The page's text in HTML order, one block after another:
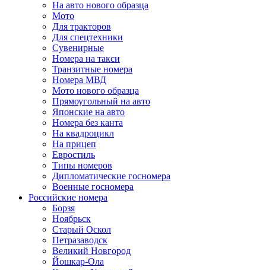
На авто нового образца
Мото
Для тракторов
Для спецтехники
Сувенирные
Номера на такси
Транзитные номера
Номера МВД
Мото нового образца
Прямоугольный на авто
Японские на авто
Номера без канта
На квадроцикл
На прицеп
Евростиль
Типы номеров
Дипломатические госномера
Военные госномера
Российские номера
Борзя
Ноябрьск
Старый Оскол
Петразаводск
Великий Новгород
Йошкар-Ола